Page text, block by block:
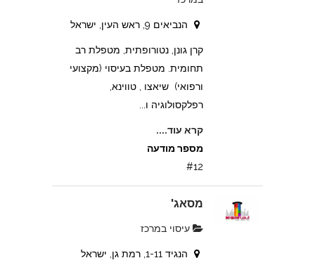
הנביאים 9, ראש העין, ישראל
קרן גונן, נטורופתית, מטפלת רב
תחומית. מטפלת בעיסוי (מקצועי
ורפואי) שיאצו , טווינא,
רפלקסולוגיה ו...
קרא עוד....
מספר מודעה
#12
מסאג'
עיסוי במרכז
הנגיד 1-11, רמת גן, ישראל